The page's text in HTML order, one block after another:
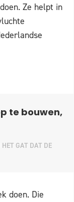
Ze helpt in
te bouwen,
GAT DAT DE
doen. Die